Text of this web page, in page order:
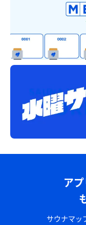
ア
サウナマッ